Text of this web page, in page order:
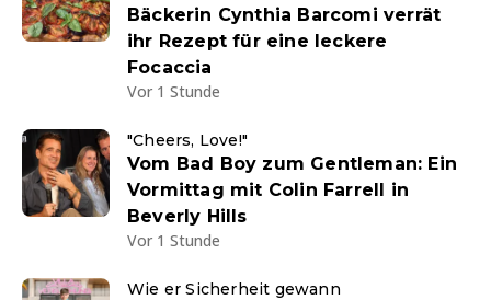
Bäckerin Cynthia Barcomi verrät
ihr Rezept für eine leckere
Focaccia
Vor 1 Stunde
"Cheers, Love!"
Vom Bad Boy zum Gentleman: Ein
Vormittag mit Colin Farrell in
Beverly Hills
Vor 1 Stunde
Wie er Sicherheit gewann